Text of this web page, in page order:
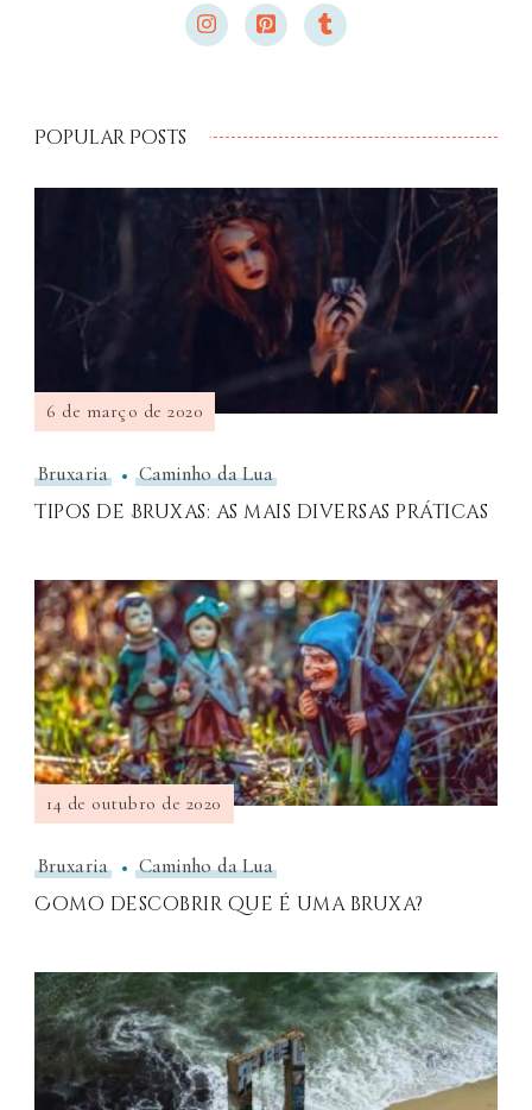
Popular Posts
Bruxaria Caminho da Lua
Tipos de Bruxas: as mais diversas práticas
6 de março de 2020
Bruxaria Caminho da Lua
Como descobrir que é uma bruxa?
14 de outubro de 2020